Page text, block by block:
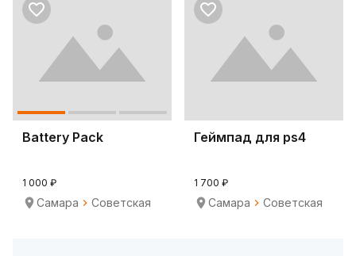
Battery Pack
1 000 ₽
Самара Советская
Геймпад для ps4
1 700 ₽
Самара Советская